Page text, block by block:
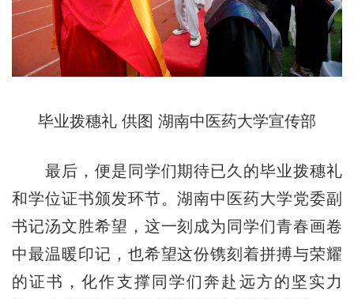
毕业拨穗礼 供图 湖南中医药大学宣传部
最后，便是同学们期待已久的毕业拨穗礼
和学位证书颁发环节。湖南中医药大学党委副
书记汤文胜希望，这一刻成为同学们青春画卷
中最温暖印记，也希望这份镌刻着拼搏与荣耀
的证书，化作支撑同学们奔赴远方的坚实力